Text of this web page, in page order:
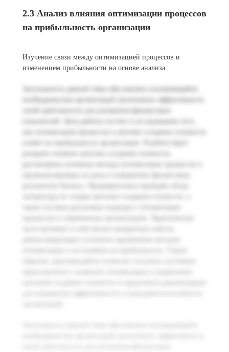
2.3 Анализ влияния оптимизации процессов
на прибыльность организации
Изучение связи между оптимизацией процессов и
изменением прибыльности на основе анализа.